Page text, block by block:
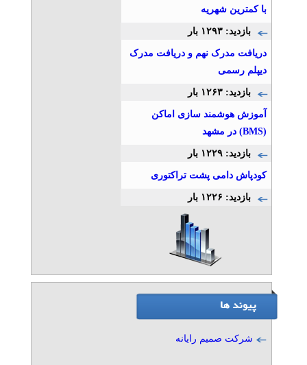
با کمترین شهریه
بازدید: ۱۲۹۳ بار
دریافت مدرک نهم و دریافت مدرک
دیپلم رسمی
بازدید: ۱۲۶۳ بار
آموزش هوشمند سازی اماکن
(BMS) در مشهد
بازدید: ۱۲۲۹ بار
کودپاش دامی پشت تراکتوری
بازدید: ۱۲۲۶ بار
شرکت صمیم رایانه